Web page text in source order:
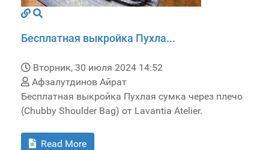
Бесплатная выкройка Пухла...
Вторник, 30 июля 2024 14:52
Афзалутдинов Айрат
Бесплатная выкройка Пухлая сумка через плечо
(Chubby Shoulder Bag) от Lavantia Atelier.
Read More